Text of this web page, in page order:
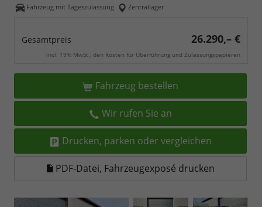
Fahrzeug mit Tageszulassung
Zentrallager
Gesamtpreis 26.290,– €
incl. 19% MwSt., den Kosten für Überführung und Zulassungspapieren
Fahrzeug bestellen
Wir rufen Sie an
Drucken, parken oder vergleichen
PDF-Datei, Fahrzeugexposé drucken